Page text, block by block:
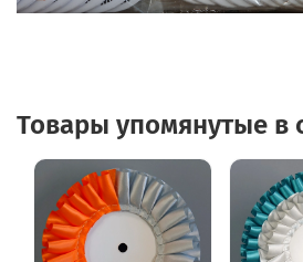
Товары упомянутые в